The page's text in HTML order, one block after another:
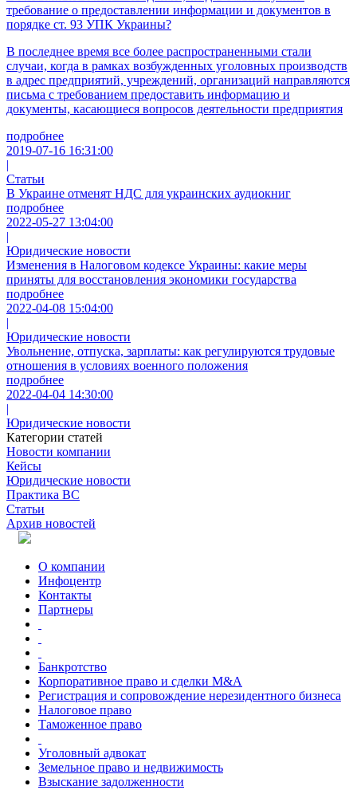
требование о предоставлении информации и документов в
порядке ст. 93 УПК Украины?
В последнее время все более распространенными стали
случаи, когда в рамках возбужденных уголовных производств
в адрес предприятий, учреждений, организаций направляются
письма с требованием предоставить информацию и
документы, касающиеся вопросов деятельности предприятия
подробнее
2019-07-16 16:31:00
|
Статьи
В Украине отменят НДС для украинских аудиокниг
подробнее
2022-05-27 13:04:00
|
Юридические новости
Изменения в Налоговом кодексе Украины: какие меры
приняты для восстановления экономики государства
подробнее
2022-04-08 15:04:00
|
Юридические новости
Увольнение, отпуска, зарплаты: как регулируются трудовые
отношения в условиях военного положения
подробнее
2022-04-04 14:30:00
|
Юридические новости
Категории статей
Новости компании
Кейсы
Юридические новости
Практика ВС
Статьи
Архив новостей
О компании
Инфоцентр
Контакты
Партнеры
Банкротство
Корпоративное право и сделки M&A
Регистрация и сопровождение нерезидентного бизнеса
Налоговое право
Таможенное право
Уголовный адвокат
Земельное право и недвижимость
Взыскание задолженности